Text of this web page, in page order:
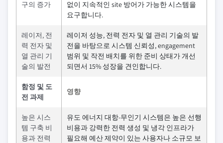
구의 증가
없이 지속적인 site 방어가 가능한 시스템을
요구합니다.
레이저, 전
력 전자 및
열 관리 기
술의 발전
레이저 성능, 전력 전자 및 열 관리 기술의 발
전을 바탕으로 시스템 신뢰성, engagement
범위 및 작전 배치를 위한 준비 상태가 개선
되면서 15% 성장을 견인합니다.
함정 및 도
전 과제
영향
높은 시스
템 구축 비
용과 전력
유도 에너지 대항-무인기 시스템은 높은 선행
비용과 강력한 전력 생성 및 냉각 인프라가
필요해 예산 제약이 있는 사용자나 소규모 보